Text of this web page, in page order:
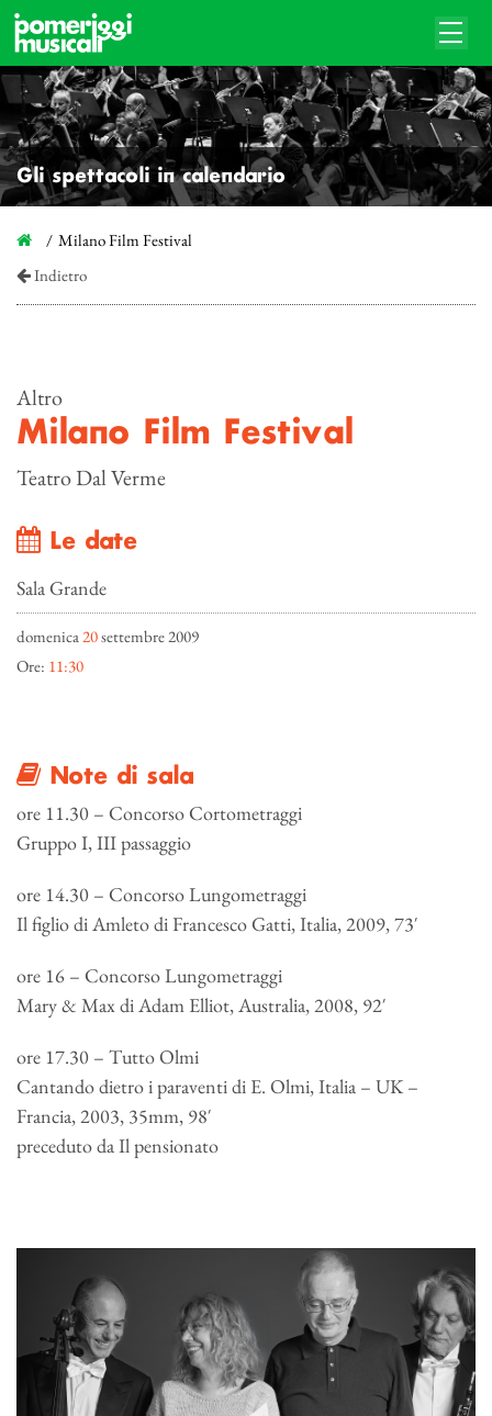
Gli spettacoli in calendario
Milano Film Festival
Indietro
Altro
Milano Film Festival
Teatro Dal Verme
Le date
Sala Grande
domenica20settembre 2009
Ore: 11:30
Note di sala
ore 11.30 – Concorso Cortometraggi
Gruppo I, III passaggio
ore 14.30 – Concorso Lungometraggi
Il figlio di Amleto di Francesco Gatti, Italia, 2009, 73′
ore 16 – Concorso Lungometraggi
Mary & Max di Adam Elliot, Australia, 2008, 92′
ore 17.30 – Tutto Olmi
Cantando dietro i paraventi di E. Olmi, Italia – UK –
Francia, 2003, 35mm, 98′
preceduto da Il pensionato